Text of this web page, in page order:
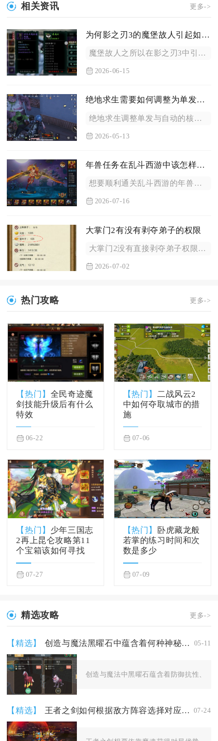
相关资讯 更多->
为何影之刃3的魔堡故人引起如此关注
魔堡故人之所以在影之刃3中引发极高关注，核心在于它是兼具高额...
2026-06-15
绝地求生需要如何调整为单发自动
绝地求生调整单发与自动的核心是通过游戏设置预设武器默认模式，...
2026-05-13
年兽任务在乱斗西游中该怎样打败
想要顺利通关乱斗西游的年兽任务，核心打法是先用AOE技能逼出...
2026-07-16
大掌门2有没有剥夺弟子的权限
大掌门2没有直接剥夺弟子权限的功能，无法永久删除或禁用已拥有...
2026-07-02
热门攻略 更多->
【热门】 全民奇迹魔
剑技能升级后有什么
特效
06-22
【热门】
二战风云2
中如何夺取城市的措
施
07-06
【热门】 少年三国志
2再上昆仑攻略第11
个宝箱该如何寻找
07-27
【热门】
卧虎藏龙般
若掌的练习时间和次
数是多少
07-09
精选攻略 更多->
【精选】 创造与魔法黑曜石中蕴含着何种神秘力量 05-11
创造与魔法中黑曜石蕴含着防御抗性、魔
【精选】 王者之剑如何根据敌方阵容选择对应的魔魂 07-24